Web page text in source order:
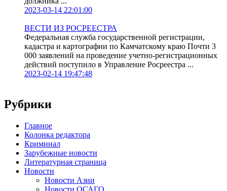
2023-03-14 22:01:00
ВЕСТИ ИЗ РОСРЕЕСТРА
Федеральная служба государственной регистрации,
кадастра и картографии по Камчатскому краю Почти 3
000 заявлений на проведение учетно-регистрационных
действий поступило в Управление Росреестра ...
2023-02-14 19:47:48
Рубрики
Главное
Колонка редактора
Криминал
Зарубежные новости
Литературная страница
Новости
Новости Азии
Новости ОСАГО